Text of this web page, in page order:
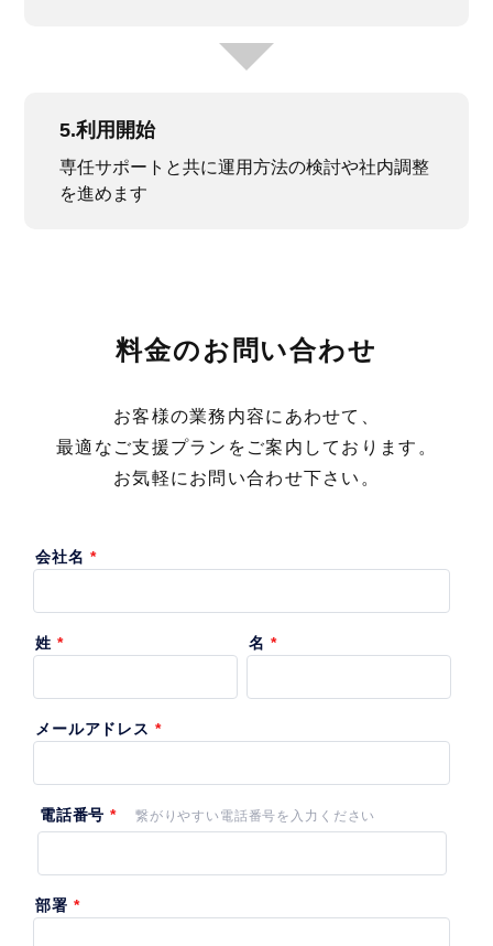
5.利用開始
専任サポートと共に運用方法の検討や社内調整
を進めます
料金のお問い合わせ
お客様の業務内容にあわせて、
最適なご支援プランをご案内しております。
お気軽にお問い合わせ下さい。